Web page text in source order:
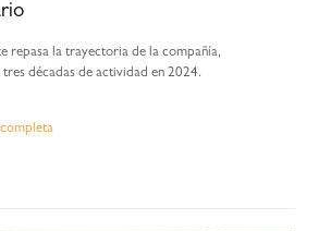
repasa la trayectoria de la compañía,
tres décadas de actividad en 2024.